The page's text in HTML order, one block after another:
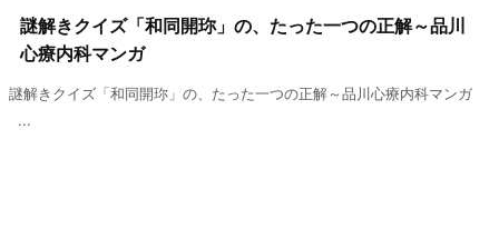
謎解きクイズ「和同開珎」の、たった一つの正解～品川
心療内科マンガ
謎解きクイズ「和同開珎」の、たった一つの正解～品川心療内科マンガ
...